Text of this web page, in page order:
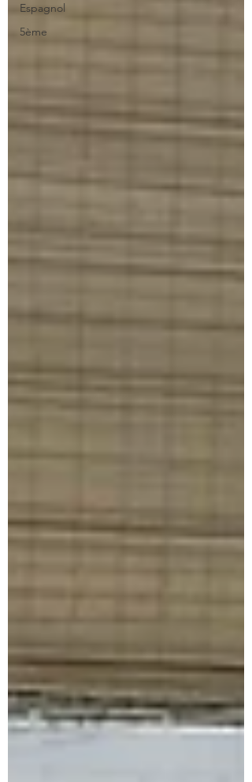
Espagnol
5ème